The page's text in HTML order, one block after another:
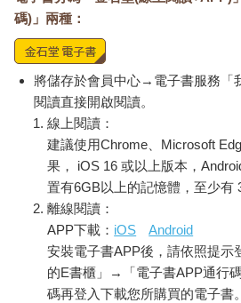
碼)」兩種：
將儲存於會員中心→電子書服務「
閱讀直接開啟閱讀。
線上閱讀：
建議使用Chrome、Microsoft
果， iOS 16 或以上版本，
置有6GB以上的記憶體，至少有
離線閱讀：
APP下載： iOS
Android
安裝電子書APP後，請依照提
的E書櫃」→「電子書APP通行
碼再登入下載您所購買的電子書